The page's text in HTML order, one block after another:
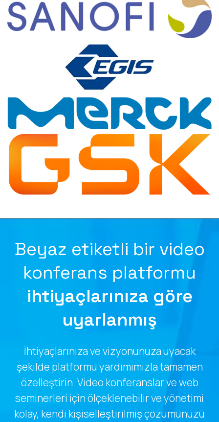
Beyaz etiketli bir video
konferans platformu
ihtiyaçlarınıza göre
uyarlanmış
İhtiyaçlarınıza ve vizyonunuza uyacak
şekilde platformu yardımımızla tamamen
özelleştirin. Video konferanslar ve web
seminerleri için ölçeklenebilir ve yönetimi
kolay, kendi kişiselleştirilmiş çözümünüzü